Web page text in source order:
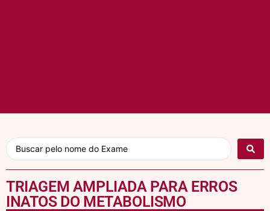
TRIAGEM AMPLIADA PARA ERROS
INATOS DO METABOLISMO